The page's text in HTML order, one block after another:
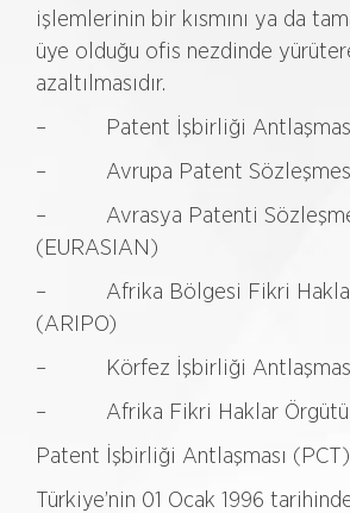
işlemlerinin bir kısmını ya da
üye olduğu ofis nezdinde
azaltılmasıdır.
– Patent İşbirliği
– Avrupa Patent
– Avrasya Patenti
(EURASIAN)
– Afrika Bölgesi Fikri Haklar
(ARIPO)
– Körfez İşbirliği Antlaşması
– Afrika Fikri Haklar Örgütü
Patent İşbirliği Antlaşması (PCT)
Türkiye’nin 01 Ocak 1996